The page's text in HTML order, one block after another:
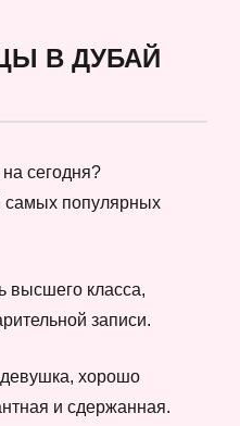
В ДУБАЙ
сегодня?
самых популярных
высшего класса,
записи.
хорошо
и сдержанная.